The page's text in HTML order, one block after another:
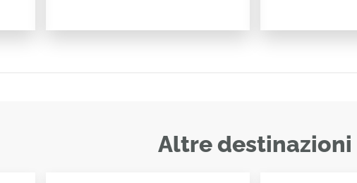
Altre destinazioni